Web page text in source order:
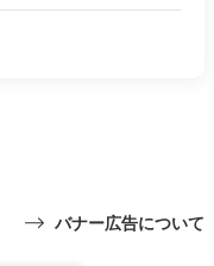
バナー広告について